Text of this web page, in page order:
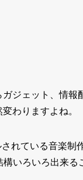
ジェット、情報
わりますよね。
れている音楽制
いろいろ出来る